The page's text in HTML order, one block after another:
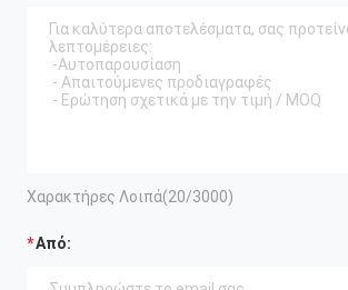
Χαρακτήρες Λοιπά(20/3000)
Από: